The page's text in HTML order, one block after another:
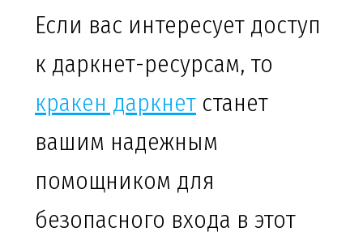
Если вас интересует доступ
к даркнет-ресурсам, то
кракен даркнет станет
вашим надежным
помощником для
безопасного входа в этот